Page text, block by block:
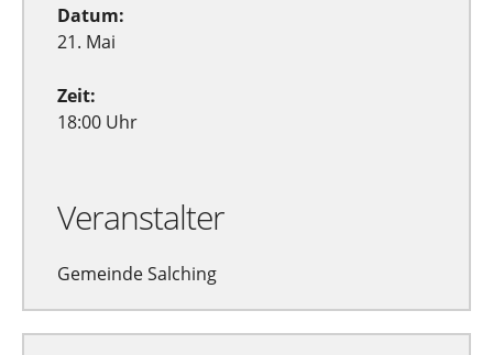
Datum:
21. Mai
Zeit:
18:00 Uhr
Veranstalter
Gemeinde Salching